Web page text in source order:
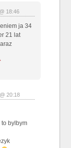
18:46
ja 34
21 lat
20:18
bylbym